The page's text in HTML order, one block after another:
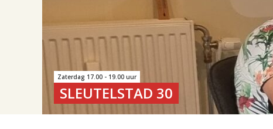
Zaterdag 17.00 - 19.00 uur
SLEUTELSTAD 30